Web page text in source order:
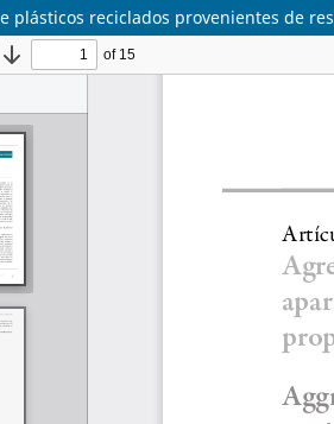
plásticos reciclados provenientes de